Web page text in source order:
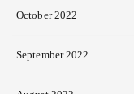
October 2022
September 2022